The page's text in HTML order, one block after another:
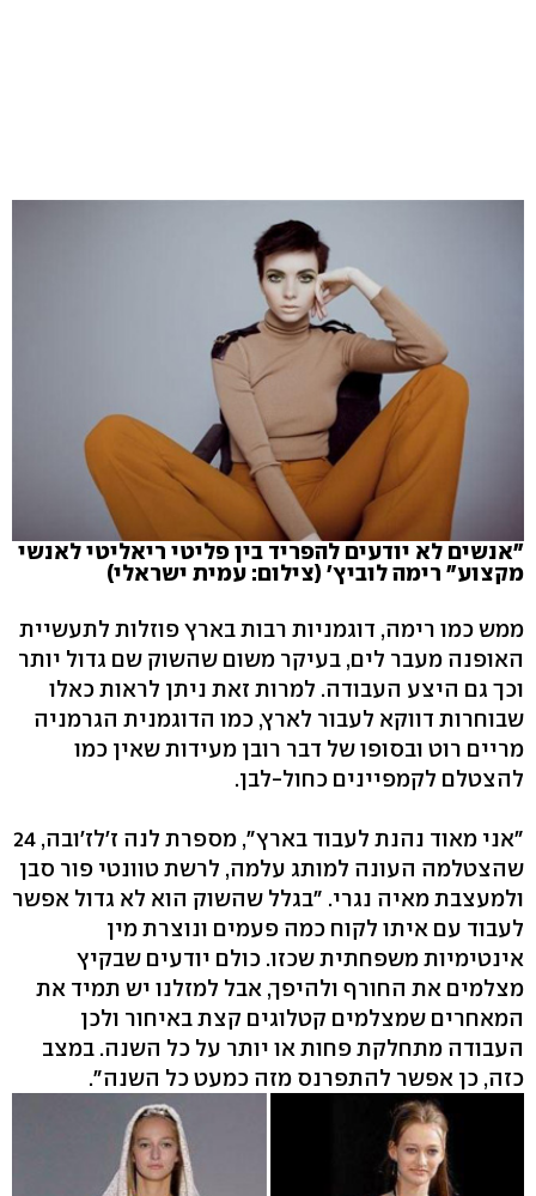
"אנשים לא יודעים להפריד בין פליטי ריאליטי לאנשי
מקצוע" רימה לוביץ' (צילום: עמית ישראלי)
ממש כמו רימה, דוגמניות רבות בארץ פוזלות לתעשיית
האופנה מעבר לים, בעיקר משום שהשוק שם גדול יותר
וכך גם היצע העבודה. למרות זאת ניתן לראות כאלו
שבוחרות דווקא לעבור לארץ, כמו הדוגמנית הגרמניה
מריים רוט ובסופו של דבר רובן מעידות שאין כמו
להצטלם לקמפיינים כחול-לבן.
"אני מאוד נהנת לעבוד בארץ", מספרת לנה ז'לז'ובה, 24
שהצטלמה העונה למותג עלמה, לרשת טוונטי פור סבן
ולמעצבת מאיה נגרי. "בגלל שהשוק הוא לא גדול אפשר
לעבוד עם איתו לקוח כמה פעמים ונוצרת מין
אינטימיות משפחתית שכזו. כולם יודעים שבקיץ
מצלמים את החורף ולהיפך, אבל למזלנו יש תמיד את
המאחרים שמצלמים קטלוגים קצת באיחור ולכן
העבודה מתחלקת פחות או יותר על כל השנה. במצב
כזה, כן אפשר להתפרנס מזה כמעט כל השנה".